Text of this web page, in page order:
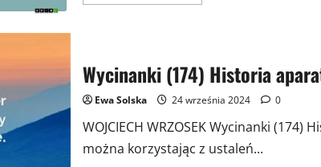
i
egzoteryczny
Wycinanki (174) Historia
Ewa Solska 24 września 2024 0
WOJCIECH WRZOSEK Wycinanki
można korzystając z ustaleń...